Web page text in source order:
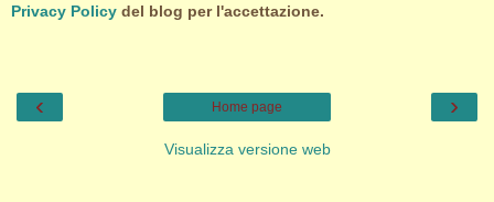
Privacy Policy del blog per l'accettazione.
‹ ›
Home page
Visualizza versione web